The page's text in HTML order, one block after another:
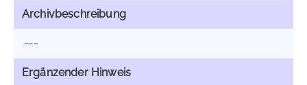
Archivbeschreibung
---
Ergänzender Hinweis